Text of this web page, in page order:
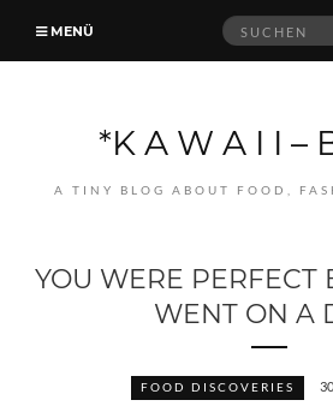
MENÜ
Suche
*K A W A I I –
A TINY BLOG ABOUT FOOD,
YOU WERE PERFECT
WENT ON A
FOOD DISCOVERIES